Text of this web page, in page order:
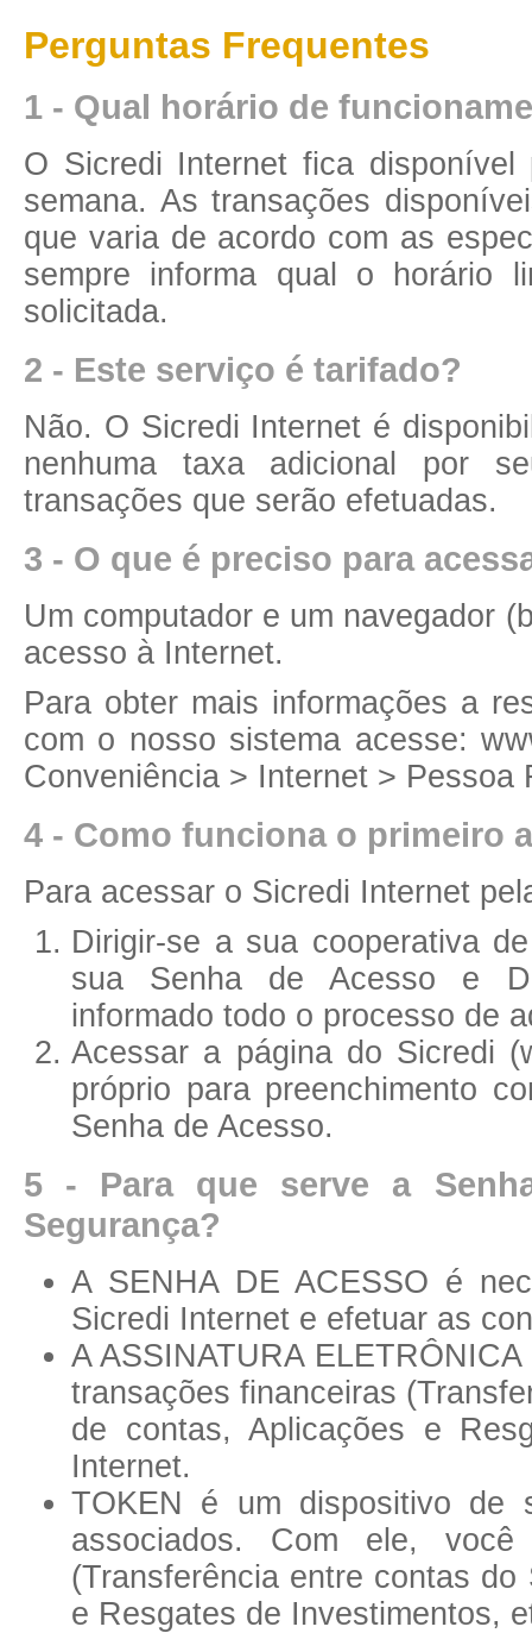
Perguntas Frequentes
1 - Qual horário de
O Sicredi Internet fica
semana. As transações
que varia de acordo com as
sempre informa qual o horário
solicitada.
2 - Este serviço é tarifado?
Não. O Sicredi Internet é
nenhuma taxa adicional por
transações que serão efetuadas.
3 - O que é preciso para
Um computador e um navegador
acesso à Internet.
Para obter mais informações a
com o nosso sistema acesse:
Conveniência > Internet > Pessoa
4 - Como funciona o primeiro
Para acessar o Sicredi Internet
Dirigir-se a sua cooperativa
sua Senha de Acesso e
informado todo o processo de
Acessar a página do Sicredi
próprio para preenchimento
Senha de Acesso.
5 - Para que serve a
Segurança?
A SENHA DE ACESSO é
Sicredi Internet e efetuar as
A ASSINATURA
transações financeiras
de contas, Aplicações e
Internet.
TOKEN é um dispositivo de
associados. Com ele, você
(Transferência entre contas
e Resgates de Investimentos,